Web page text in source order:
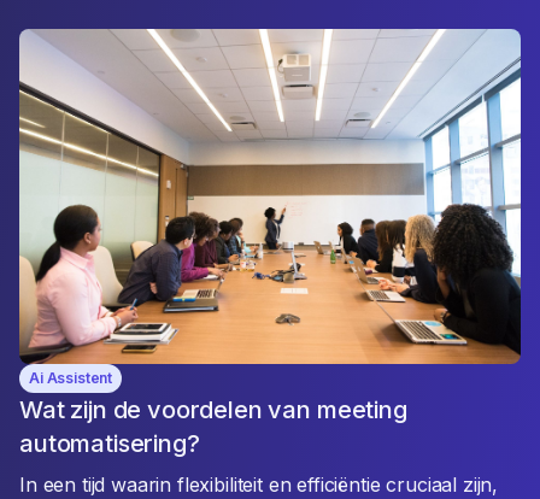
Ai Assistent
Wat zijn de voordelen van meeting
automatisering?
In een tijd waarin flexibiliteit en efficiëntie cruciaal zijn,